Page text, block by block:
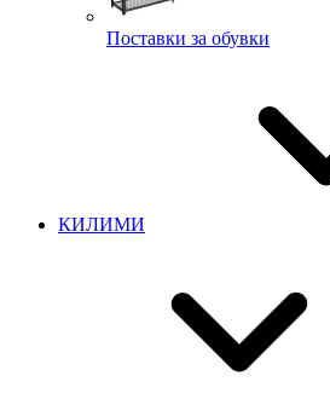
Поставки за обувки
КИЛИМИ